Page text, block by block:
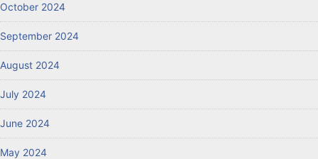
October 2024
September 2024
August 2024
July 2024
June 2024
May 2024